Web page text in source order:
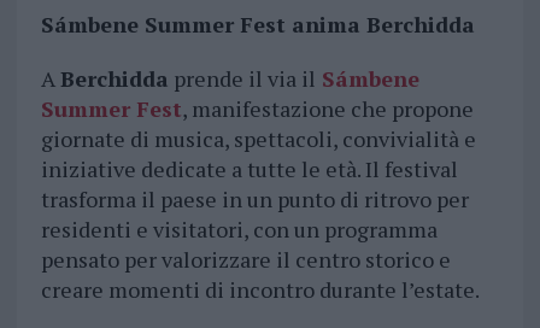
Sámbene Summer Fest anima Berchidda
ABerchidda prende il via il Sámbene
Summer Fest, manifestazione che propone
giornate di musica, spettacoli, convivialità e
iniziative dedicate a tutte le età. Il festival
trasforma il paese in un punto di ritrovo per
residenti e visitatori, con un programma
pensato per valorizzare il centro storico e
creare momenti di incontro durante l’estate.